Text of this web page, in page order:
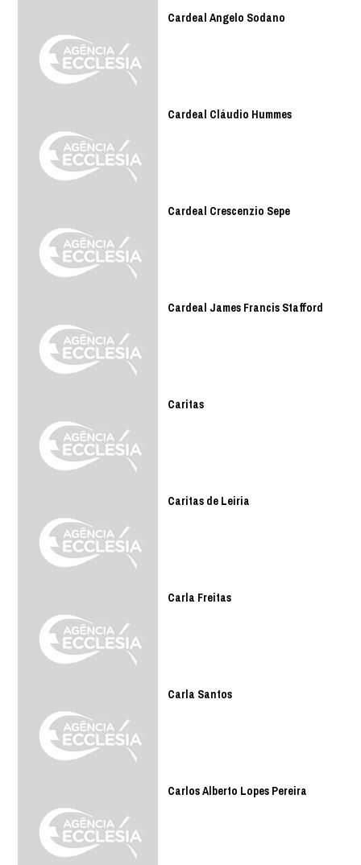
Cardeal Angelo Sodano
Cardeal Cláudio Hummes
Cardeal Crescenzio Sepe
Cardeal James Francis Stafford
Caritas
Caritas de Leiria
Carla Freitas
Carla Santos
Carlos Alberto Lopes Pereira